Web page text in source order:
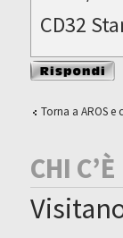
CD32
Rispondi al
messaggio
Torna a AROS
CHI